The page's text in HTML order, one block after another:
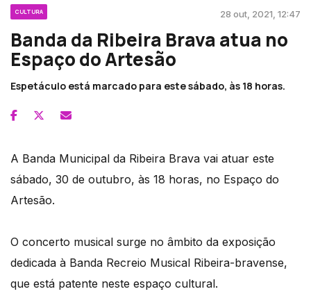
CULTURA 28 out, 2021, 12:47
Banda da Ribeira Brava atua no
Espaço do Artesão
Espetáculo está marcado para este sábado, às 18 horas.
A Banda Municipal da Ribeira Brava vai atuar este
sábado, 30 de outubro, às 18 horas, no Espaço do
Artesão.
O concerto musical surge no âmbito da exposição
dedicada à Banda Recreio Musical Ribeira-bravense,
que está patente neste espaço cultural.